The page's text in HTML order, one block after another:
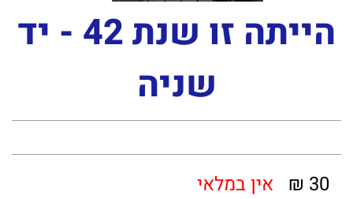
הייתה זו שנת 42 - יד
שניה
30 ₪ אין במלאי